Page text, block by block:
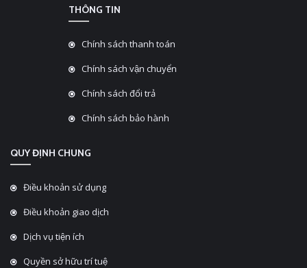
THÔNG TIN
Chính sách thanh toán
Chính sách vận chuyển
Chính sách đổi trả
Chính sách bảo hành
QUY ĐỊNH CHUNG
Điều khoản sử dụng
Điều khoản giao dịch
Dịch vụ tiện ích
Quyền sở hữu trí tuệ